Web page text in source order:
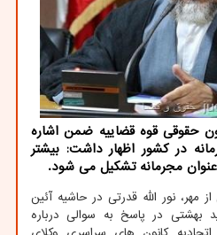
حقوقی قوه قضاییه ضمن اشاره
مجرمانه در کشور اظهار داشت: بیشتر
مهر، نور الله قدرتی در حاشیه آئین
بهشتی در پاسخ به سوالی درباره